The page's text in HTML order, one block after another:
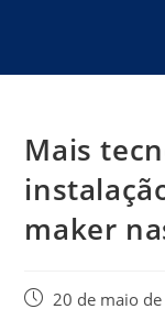
Mais
maker
20 de maio